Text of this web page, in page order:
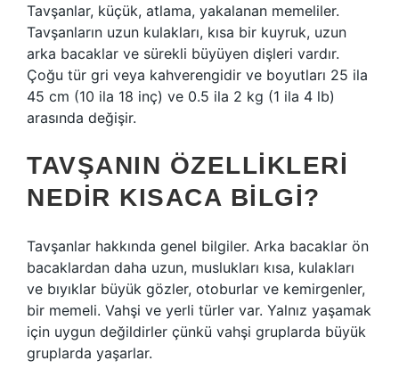
Tavşanlar, küçük, atlama, yakalanan memeliler.
Tavşanların uzun kulakları, kısa bir kuyruk, uzun
arka bacaklar ve sürekli büyüyen dişleri vardır.
Çoğu tür gri veya kahverengidir ve boyutları 25 ila
45 cm (10 ila 18 inç) ve 0.5 ila 2 kg (1 ila 4 lb)
arasında değişir.
TAVŞANIN ÖZELLIKLERI
NEDIR KISACA BILGI?
Tavşanlar hakkında genel bilgiler. Arka bacaklar ön
bacaklardan daha uzun, muslukları kısa, kulakları
ve bıyıklar büyük gözler, otoburlar ve kemirgenler,
bir memeli. Vahşi ve yerli türler var. Yalnız yaşamak
için uygun değildirler çünkü vahşi gruplarda büyük
gruplarda yaşarlar.